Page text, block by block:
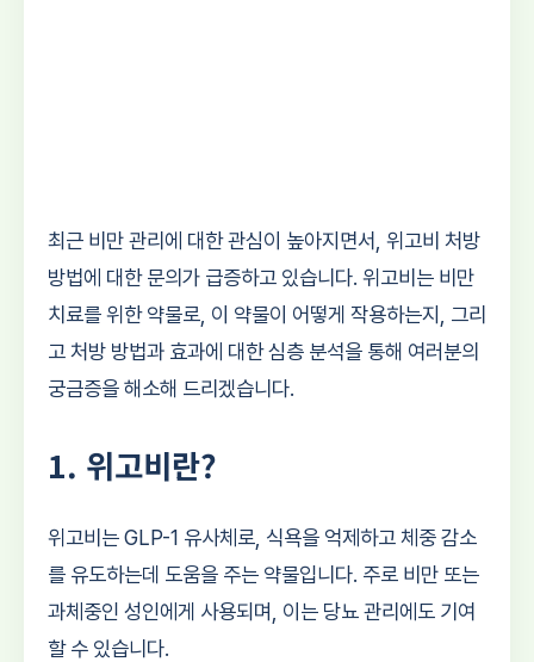
최근 비만 관리에 대한 관심이 높아지면서, 위고비 처방
방법에 대한 문의가 급증하고 있습니다. 위고비는 비만
치료를 위한 약물로, 이 약물이 어떻게 작용하는지, 그리
고 처방 방법과 효과에 대한 심층 분석을 통해 여러분의
궁금증을 해소해 드리겠습니다.
1. 위고비란?
위고비는 GLP-1 유사체로, 식욕을 억제하고 체중 감소
를 유도하는데 도움을 주는 약물입니다. 주로 비만 또는
과체중인 성인에게 사용되며, 이는 당뇨 관리에도 기여
할 수 있습니다.